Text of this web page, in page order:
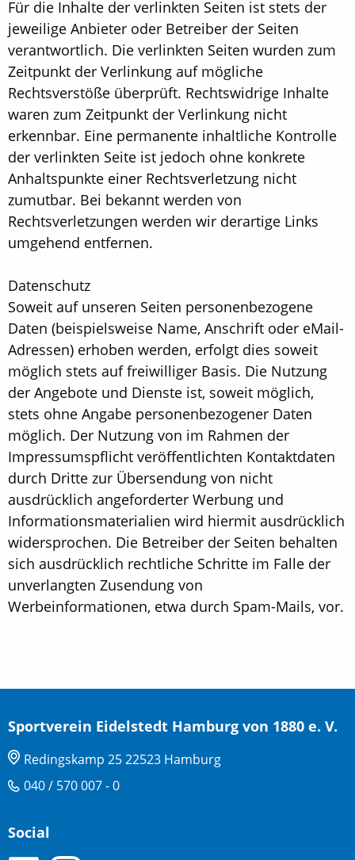
Für die Inhalte der verlinkten Seiten ist stets der
jeweilige Anbieter oder Betreiber der Seiten
verantwortlich. Die verlinkten Seiten wurden zum
Zeitpunkt der Verlinkung auf mögliche
Rechtsverstöße überprüft. Rechtswidrige Inhalte
waren zum Zeitpunkt der Verlinkung nicht
erkennbar. Eine permanente inhaltliche Kontrolle
der verlinkten Seite ist jedoch ohne konkrete
Anhaltspunkte einer Rechtsverletzung nicht
zumutbar. Bei bekannt werden von
Rechtsverletzungen werden wir derartige Links
umgehend entfernen.
Datenschutz
Soweit auf unseren Seiten personenbezogene
Daten (beispielsweise Name, Anschrift oder eMail-
Adressen) erhoben werden, erfolgt dies soweit
möglich stets auf freiwilliger Basis. Die Nutzung
der Angebote und Dienste ist, soweit möglich,
stets ohne Angabe personenbezogener Daten
möglich. Der Nutzung von im Rahmen der
Impressumspflicht veröffentlichten Kontaktdaten
durch Dritte zur Übersendung von nicht
ausdrücklich angeforderter Werbung und
Informationsmaterialien wird hiermit ausdrücklich
widersprochen. Die Betreiber der Seiten behalten
sich ausdrücklich rechtliche Schritte im Falle der
unverlangten Zusendung von
Werbeinformationen, etwa durch Spam-Mails, vor.
Sportverein Eidelstedt Hamburg von 1880 e. V.
Redingskamp 25 22523 Hamburg
040 / 570 007 - 0
Social